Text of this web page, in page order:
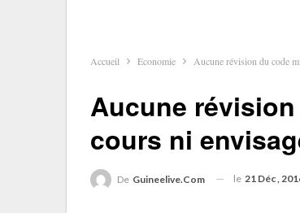
Accueil Economie Aucune révision du code
Aucune
cours ni
De Guineelive.com le 21 Déc ,